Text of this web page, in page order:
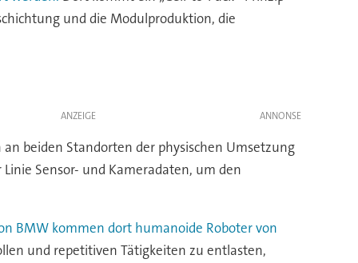
und die Modulproduktion, die
ANZEIGE
beiden Standorten der physischen Umsetzung
Sensor- und Kameradaten, um den
BMW kommen dort humanoide Roboter von
und repetitiven Tätigkeiten zu entlasten,